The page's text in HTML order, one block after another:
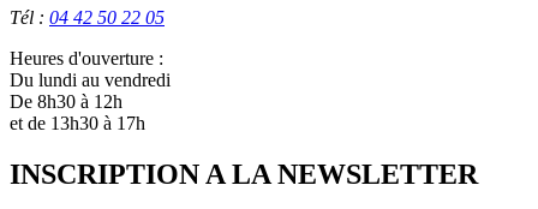
Tél : 04 42 50 22 05
Heures d'ouverture :
Du lundi au vendredi
De 8h30 à 12h
et de 13h30 à 17h
INSCRIPTION A LA NEWSLETTER